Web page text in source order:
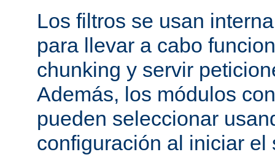
Los filtros se usan
para llevar a cabo
chunking y servir
Además, los módulos
pueden seleccionar
configuración al iniciar el